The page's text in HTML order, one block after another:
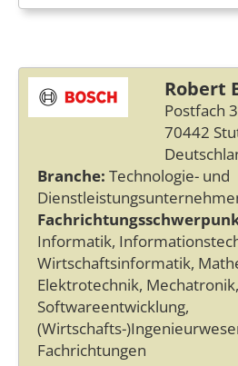
Robert
Postfach
70442
Branche: Technologie- und
Informatik,
Wirtschaftsinformatik,
Elektrotechnik,
Softwareentwicklung,
(Wirtschafts-
Fachrichtungen